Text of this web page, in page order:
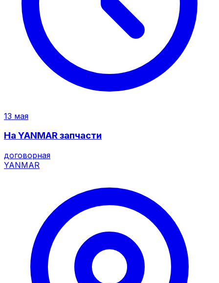
13 мая
На YANMAR запчасти
договорная
YANMAR